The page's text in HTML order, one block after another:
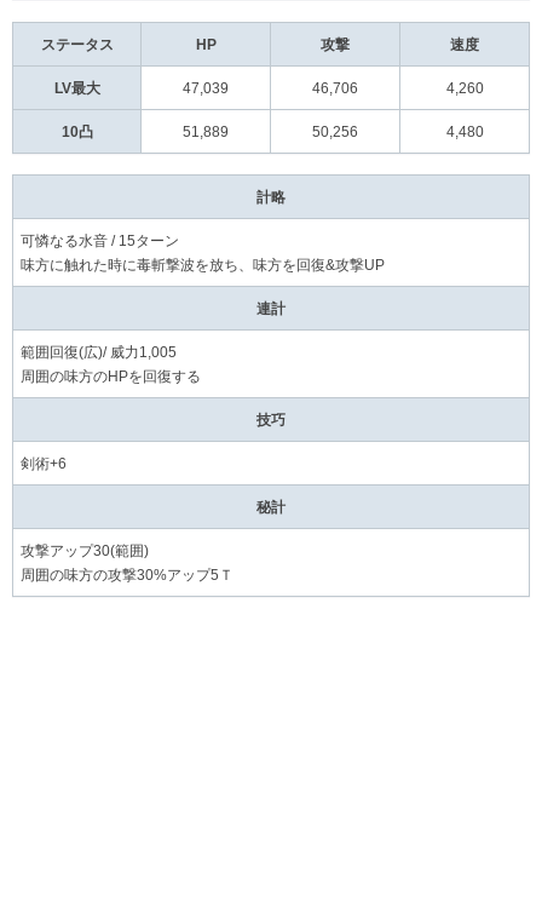
ステータス HP 攻撃 速度
LV最大 47,039 46,706 4,260
10凸 51,889 50,256 4,480
計略
可憐なる水音 / 15ターン
味方に触れた時に毒斬撃波を放ち、味方を回復&攻撃UP
連計
範囲回復(広)/ 威力1,005
周囲の味方のHPを回復する
技巧
剣術+6
秘計
攻撃アップ30(範囲)
周囲の味方の攻撃30%アップ5Ｔ